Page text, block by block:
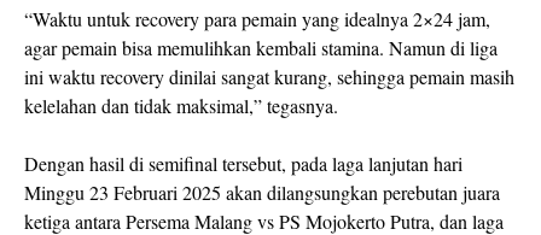
“Waktu untuk recovery para pemain yang idealnya 2×24 jam,
agar pemain bisa memulihkan kembali stamina. Namun di liga
ini waktu recovery dinilai sangat kurang, sehingga pemain masih
kelelahan dan tidak maksimal,” tegasnya.
Dengan hasil di semifinal tersebut, pada laga lanjutan hari
Minggu 23 Februari 2025 akan dilangsungkan perebutan juara
ketiga antara Persema Malang vs PS Mojokerto Putra, dan laga